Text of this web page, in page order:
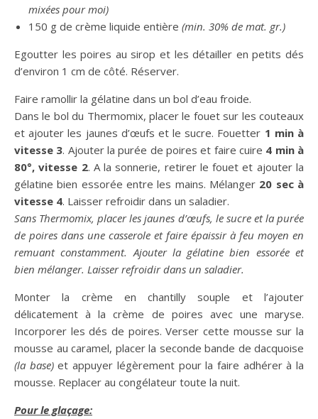
mixées pour moi)
150 g de crème liquide entière (min. 30% de mat. gr.)
Egoutter les poires au sirop et les détailler en petits dés
d’environ 1 cm de côté. Réserver.
Faire ramollir la gélatine dans un bol d’eau froide.
Dans le bol du Thermomix, placer le fouet sur les couteaux
et ajouter les jaunes d’œufs et le sucre. Fouetter 1 min à
vitesse 3. Ajouter la purée de poires et faire cuire 4 min à
80°, vitesse 2. A la sonnerie, retirer le fouet et ajouter la
gélatine bien essorée entre les mains. Mélanger 20 sec à
vitesse 4. Laisser refroidir dans un saladier.
Sans Thermomix, placer les jaunes d’œufs, le sucre et la purée
de poires dans une casserole et faire épaissir à feu moyen en
remuant constamment. Ajouter la gélatine bien essorée et
bien mélanger. Laisser refroidir dans un saladier.
Monter la crème en chantilly souple et l’ajouter
délicatement à la crème de poires avec une maryse.
Incorporer les dés de poires. Verser cette mousse sur la
mousse au caramel, placer la seconde bande de dacquoise
(la base)et appuyer légèrement pour la faire adhérer à la
mousse. Replacer au congélateur toute la nuit.
Pour le glaçage: